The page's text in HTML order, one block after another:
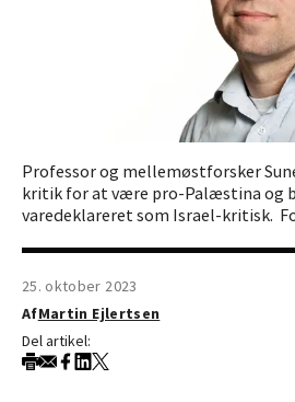
Professor og mellemøstforsker
kritik for at være pro-Palæstina og
varedeklareret som Israel-kritisk.
25. oktober 2023
AfMartin Ejlertsen
Del artikel: